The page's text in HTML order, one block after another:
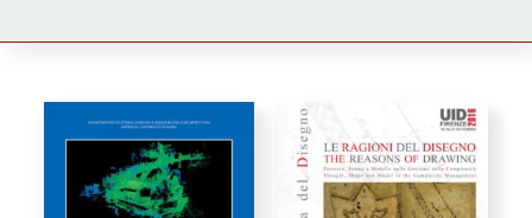
Autori